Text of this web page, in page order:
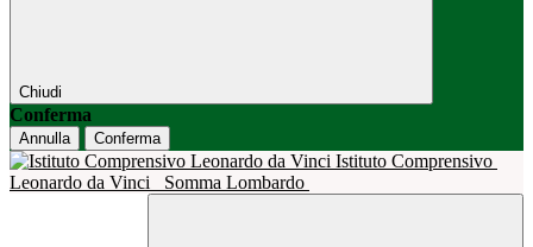
Chiudi
Conferma
Annulla Conferma
Istituto Comprensivo
Leonardo da Vinci
Somma Lombardo